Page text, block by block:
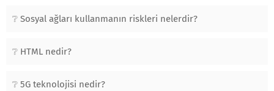
Sosyal ağları kullanmanın riskleri nelerdir?
HTML nedir?
5G teknolojisi nedir?